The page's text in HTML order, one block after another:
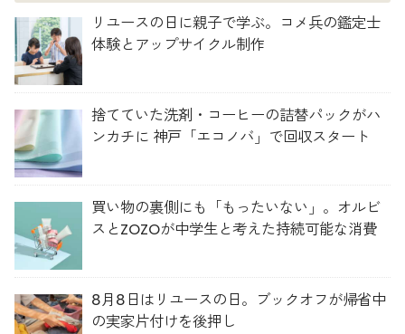
リユースの日に親子で学ぶ。コメ兵の鑑定士
体験とアップサイクル制作
捨てていた洗剤・コーヒーの詰替パックがハ
ンカチに 神戸「エコノバ」で回収スタート
買い物の裏側にも「もったいない」。オルビ
スとZOZOが中学生と考えた持続可能な消費
8月8日はリユースの日。ブックオフが帰省中
の実家片付けを後押し